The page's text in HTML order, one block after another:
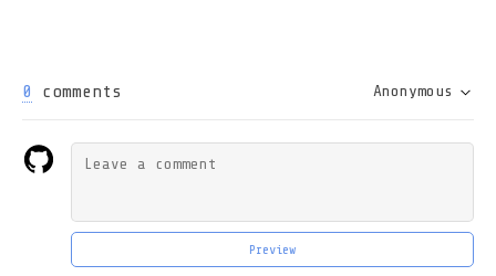
0 comments Anonymous
Preview